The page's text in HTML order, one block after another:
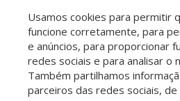
Usamos cookies para permitir
funcione corretamente, para
e anúncios, para proporcionar
redes sociais e para analisar o
Também partilhamos
parceiros das redes sociais,